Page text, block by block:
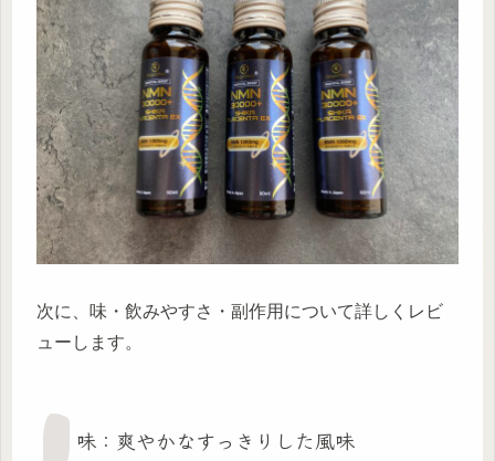
次に、味・飲みやすさ・副作用について詳しくレビ
ューします。
味：爽やかなすっきりした風味